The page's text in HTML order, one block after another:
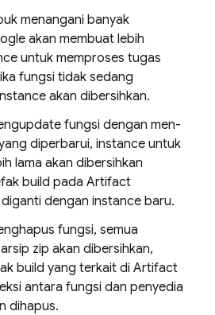
menangani banyak
akan membuat lebih
untuk memproses tugas
fungsi tidak sedang
akan dibersihkan.
fungsi dengan men-
diperbarui, instance untuk
lama akan dibersihkan
build pada Artifact
dengan instance baru.
fungsi, semua
zip akan dibersihkan,
build yang terkait di Artifact
antara fungsi dan penyedia
dihapus.